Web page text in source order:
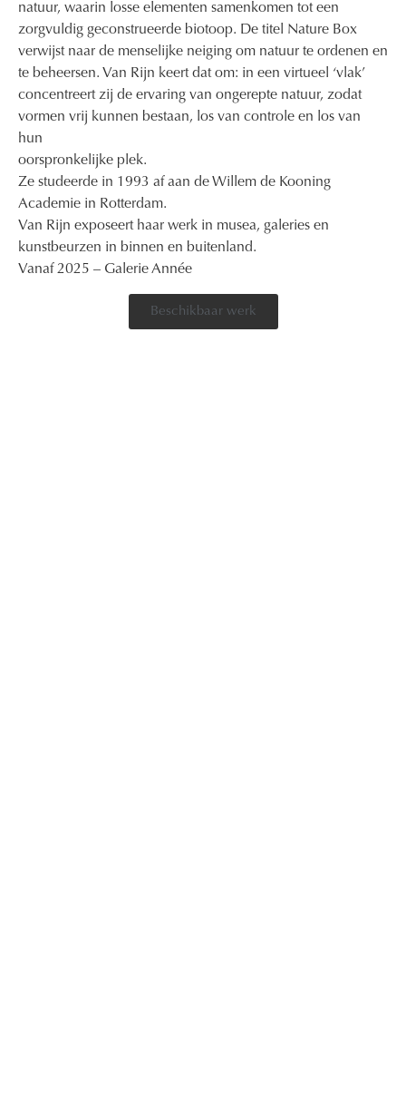
natuur, waarin losse elementen samenkomen tot een
zorgvuldig geconstrueerde biotoop. De titel Nature Box
verwijst naar de menselijke neiging om natuur te ordenen en
te beheersen. Van Rijn keert dat om: in een virtueel ‘vlak’
concentreert zij de ervaring van ongerepte natuur, zodat
vormen vrij kunnen bestaan, los van controle en los van
hun
oorspronkelijke plek.
Ze studeerde in 1993 af aan de Willem de Kooning
Academie in Rotterdam.
Van Rijn exposeert haar werk in musea, galeries en
kunstbeurzen in binnen en buitenland.
Vanaf 2025 – Galerie Année
Beschikbaar werk